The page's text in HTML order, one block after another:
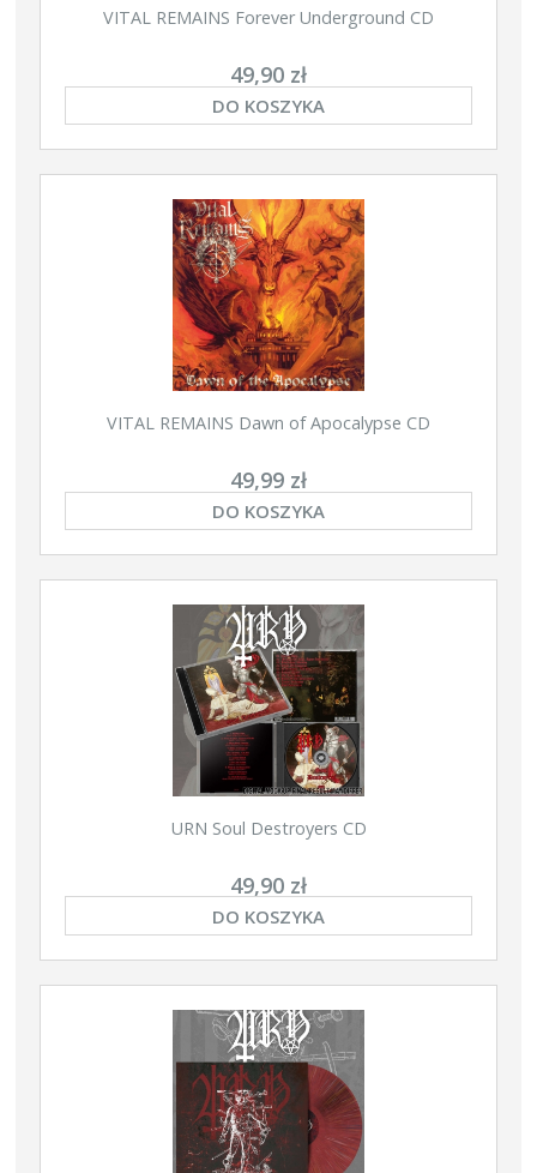
VITAL REMAINS Forever Underground CD
49,90 zł
DO KOSZYKA
VITAL REMAINS Dawn of Apocalypse CD
49,99 zł
DO KOSZYKA
URN Soul Destroyers CD
49,90 zł
DO KOSZYKA